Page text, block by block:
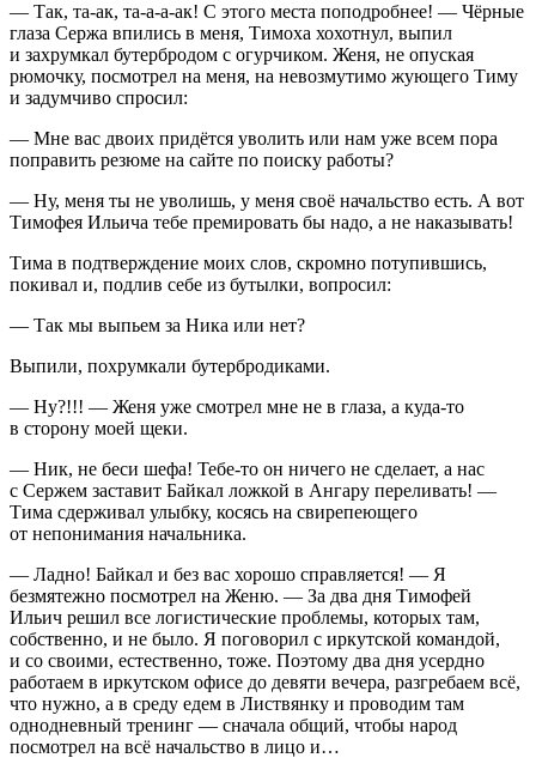
— Так, та-ак, та-а-а-ак! С этого места поподробнее! — Чёрные
глаза Сержа впились в меня, Тимоха хохотнул, выпил
и захрумкал бутербродом с огурчиком. Женя, не опуская
рюмочку, посмотрел на меня, на невозмутимо жующего Тиму
и задумчиво спросил:
— Мне вас двоих придётся уволить или нам уже всем пора
поправить резюме на сайте по поиску работы?
— Ну, меня ты не уволишь, у меня своё начальство есть. А вот
Тимофея Ильича тебе премировать бы надо, а не наказывать!
Тима в подтверждение моих слов, скромно потупившись,
покивал и, подлив себе из бутылки, вопросил:
— Так мы выпьем за Ника или нет?
Выпили, похрумкали бутербродиками.
— Ну?!!! — Женя уже смотрел мне не в глаза, а куда-то
в сторону моей щеки.
— Ник, не беси шефа! Тебе-то он ничего не сделает, а нас
с Сержем заставит Байкал ложкой в Ангару переливать! —
Тима сдерживал улыбку, косясь на свирепеющего
от непонимания начальника.
— Ладно! Байкал и без вас хорошо справляется! — Я
безмятежно посмотрел на Женю. — За два дня Тимофей
Ильич решил все логистические проблемы, которых там,
собственно, и не было. Я поговорил с иркутской командой,
и со своими, естественно, тоже. Поэтому два дня усердно
работаем в иркутском офисе до девяти вечера, разгребаем всё,
что нужно, а в среду едем в Листвянку и проводим там
однодневный тренинг — сначала общий, чтобы народ
посмотрел на всё начальство в лицо и…